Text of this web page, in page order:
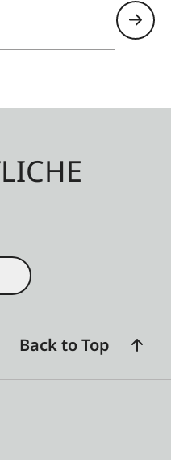
Back to Top